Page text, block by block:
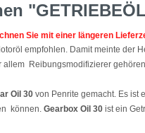
Sie mit einer längeren
empfohlen. Damit meinte
Reibungsmodifizierer
Oil 30 von Penrite gemacht. Es ist
können. Gearbox Oil 30 ist ein